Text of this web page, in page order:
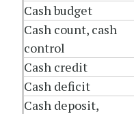
Cash budget
Cash count, cash
control
Cash credit
Cash deficit
Cash deposit,